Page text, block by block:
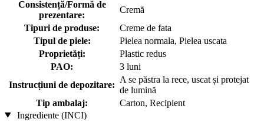
Consistență/Formă de
prezentare:
Cremă
Tipuri de produse:
Creme de fata
Tipul de piele:
Pielea normala, Pielea uscata
Proprietăți:
Plastic redus
PAO:
3 luni
Instrucțiuni de depozitare:
A se păstra la rece, uscat și protejat
de lumină
Tip ambalaj:
Carton, Recipient
Ingrediente (INCI)